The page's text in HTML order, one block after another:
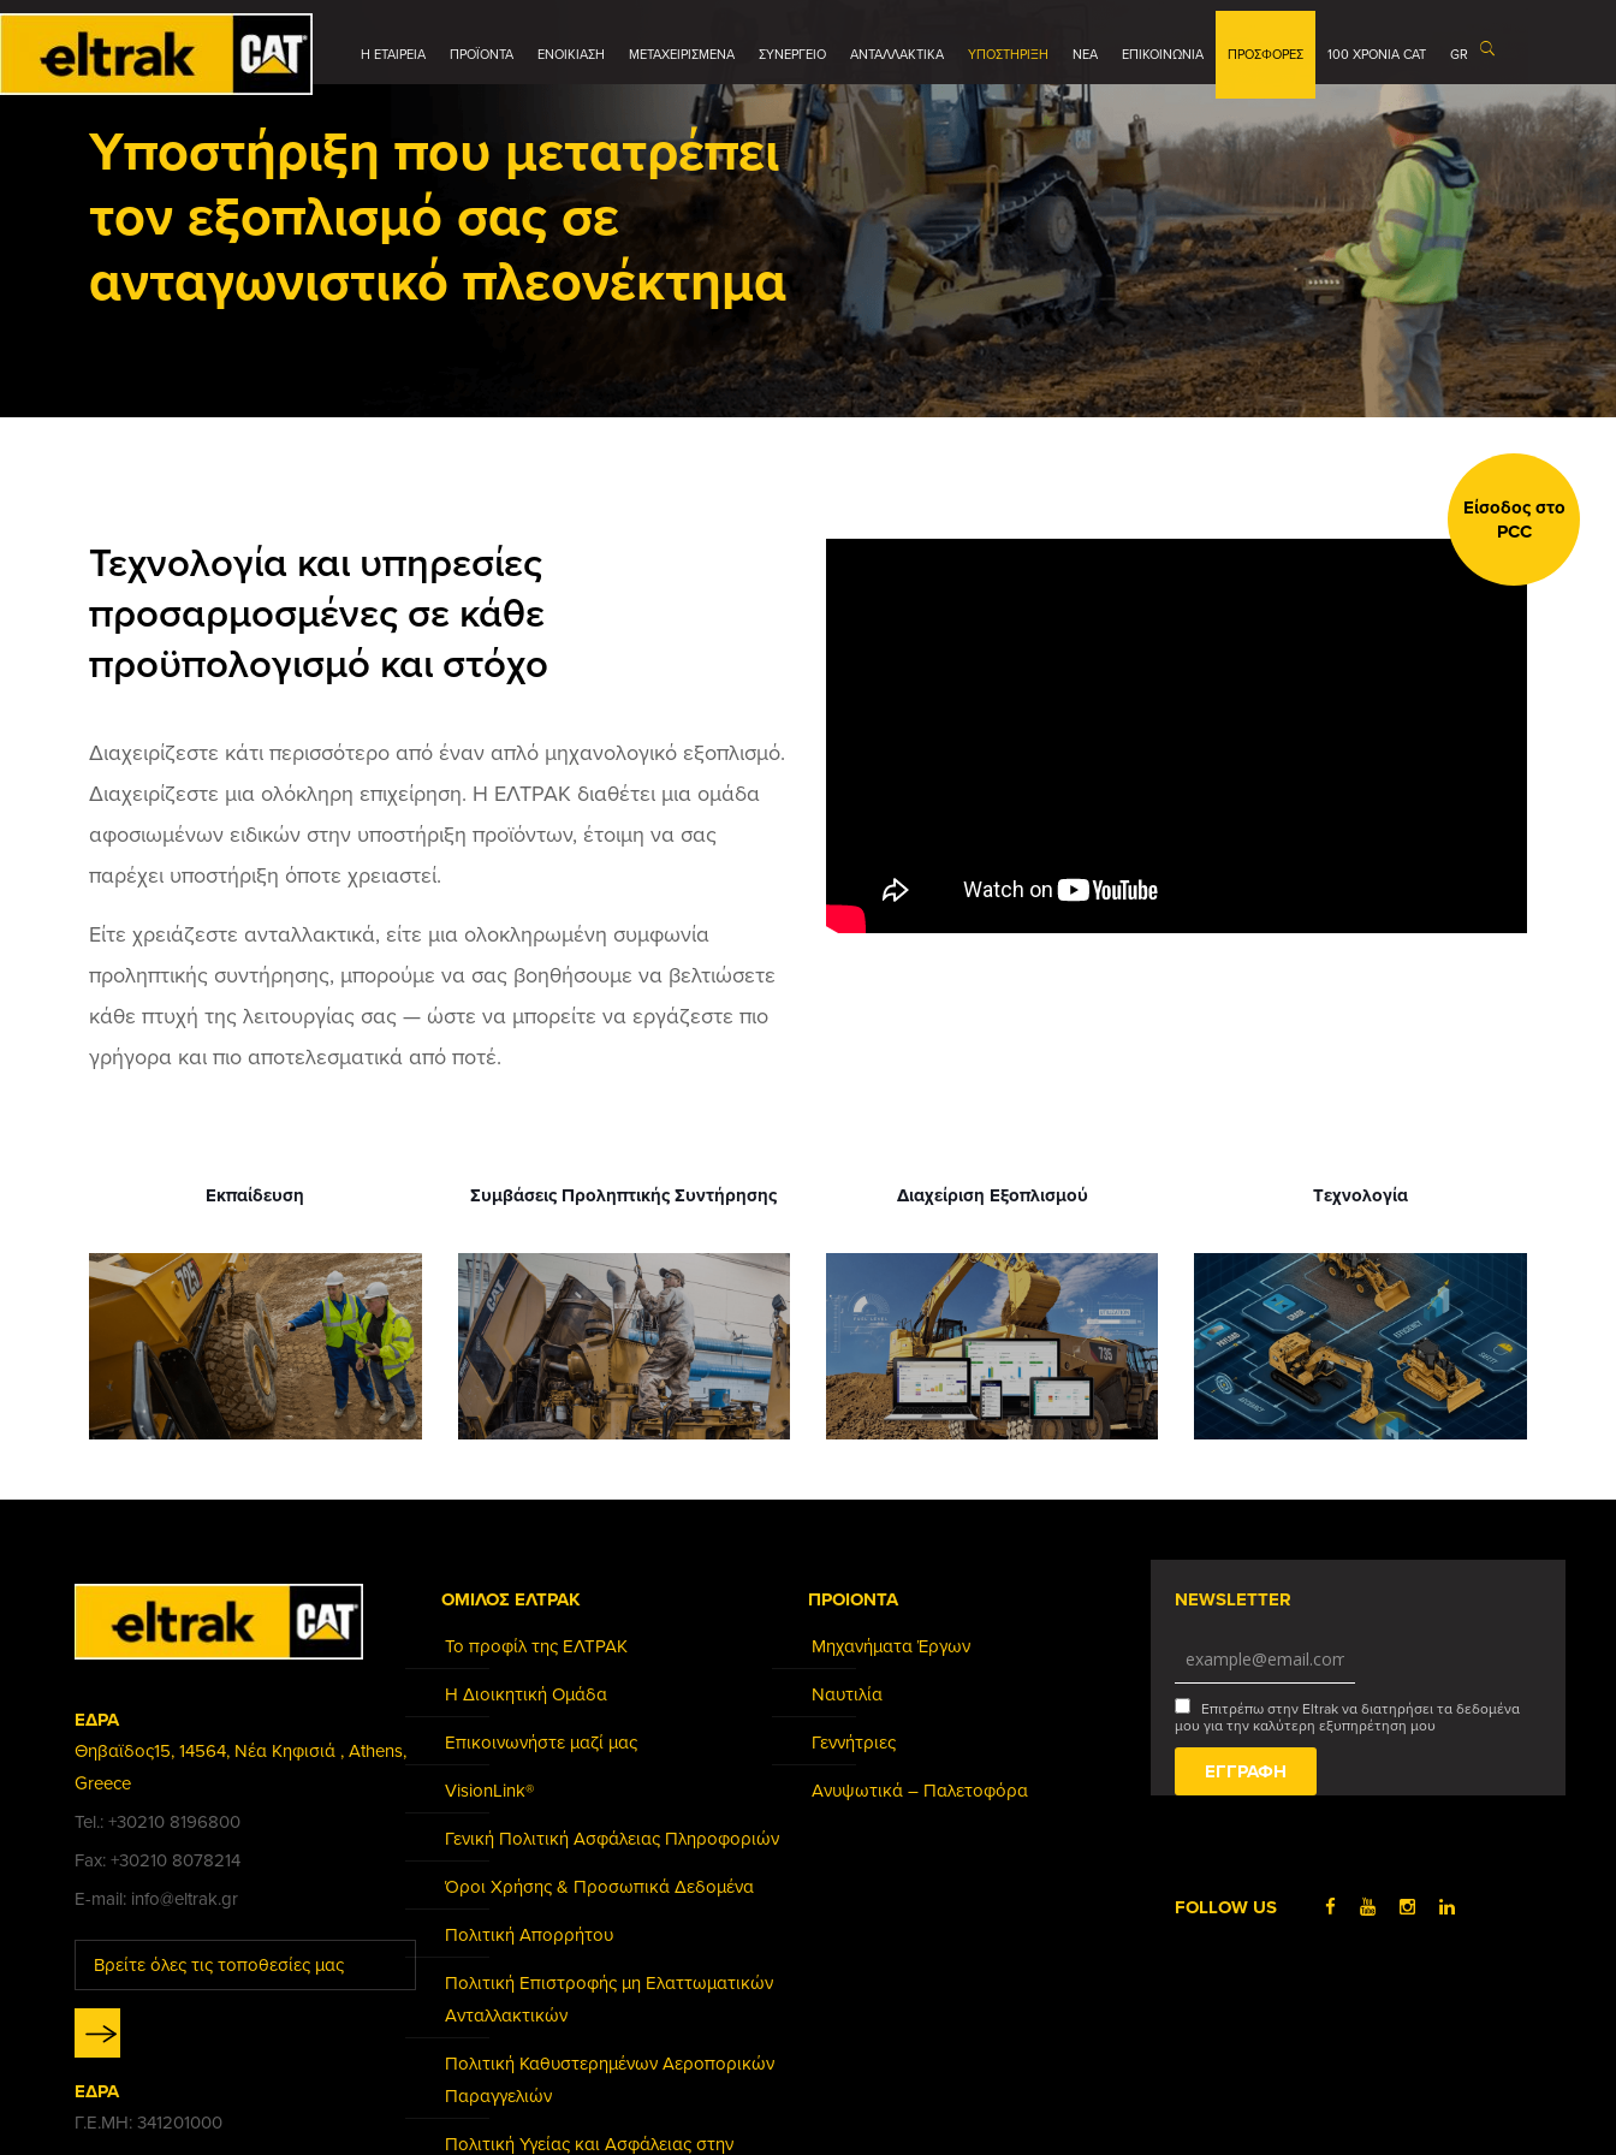
Η ΕΤΑΙΡΕΊΑ ΠΡΟΪΟΝΤΑ ΕΝΟΙΚΊΑΣΗ ΜΕΤΑΧΕΙΡΙΣΜΈΝΑ ΣΥΝΕΡΓΕΊΟ ΑΝΤΑΛΛΑΚΤΙΚΆ ΥΠΟΣΤΗΡΙΞΗ ΝΕΑ ΕΠΙΚΟΙΝΩΝΙΑ ΠΡΟΣΦΟΡΕΣ 100 ΧΡΟΝΙΑ CAT GR
Υποστήριξη που μετατρέπει
τον εξοπλισμό σας σε
ανταγωνιστικό πλεονέκτημα
Τεχνολογία και υπηρεσίες
προσαρμοσμένες σε κάθε
προϋπολογισμό και στόχο
Διαχειρίζεστε κάτι περισσότερο από έναν απλό μηχανολογικό εξοπλισμό.
Διαχειρίζεστε μια ολόκληρη επιχείρηση. Η ΕΛΤΡΑΚ διαθέτει μια ομάδα
αφοσιωμένων ειδικών στην υποστήριξη προϊόντων, έτοιμη να σας
παρέχει υποστήριξη όποτε χρειαστεί.
Είτε χρειάζεστε ανταλλακτικά, είτε μια ολοκληρωμένη συμφωνία
προληπτικής συντήρησης, μπορούμε να σας βοηθήσουμε να βελτιώσετε
κάθε πτυχή της λειτουργίας σας — ώστε να μπορείτε να εργάζεστε πιο
γρήγορα και πιο αποτελεσματικά από ποτέ.
Εκπαίδευση Συμβάσεις Προληπτικής Συντήρησης Διαχείριση Εξοπλισμού Tεχνολογία
ΕΔΡΑ
Θηβαϊδος15, 14564, Νέα Κηφισιά , Athens,
Greece
Tel.: +30210 8196800
Fax: +30210 8078214
E-mail: info@eltrak.gr
Βρείτε όλες τις τοποθεσίες μας
ΕΔΡΑ
Γ.Ε.ΜΗ: 341201000
ΟΜΙΛΟΣ ΕΛΤΡΑΚ
Το προφίλ της ΕΛΤΡΑΚ
Η Διοικητική Ομάδα
Επικοινωνήστε μαζί μας
VisionLink®
Γενική Πολιτική Ασφάλειας Πληροφοριών
Όροι Χρήσης & Προσωπικά Δεδομένα
Πολιτική Απορρήτου
Πολιτική Επιστροφής μη Ελαττωματικών
Ανταλλακτικών
Πολιτική Καθυστερημένων Αεροπορικών
Παραγγελιών
Πολιτική Υγείας και Ασφάλειας στην
ΠΡΟΙΟΝΤΑ
Μηχανήματα Έργων
Ναυτιλία
Γεννήτριες
Ανυψωτικά – Παλετοφόρα
NEWSLETTER
Επιτρέπω στην Eltrak να διατηρήσει τα δεδομένα
μου για την καλύτερη εξυπηρέτηση μου
FOLLOW US
Είσοδος στο
PCC